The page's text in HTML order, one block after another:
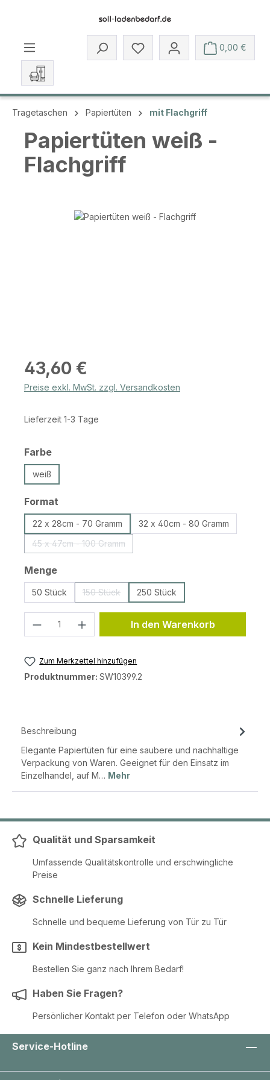
Du hast 0 Produkte auf dem
0,00 €
Tragetaschen Papiertüten mit Flachgriff
Papiertüten weiß -
Flachgriff
Bildergalerie überspringen
Regulärer Preis:
43,60 €
Preise exkl. MwSt. zzgl. Versandkosten
Lieferzeit 1-3 Tage
Farbeauswählen
weiß
Format
22 x 28cm - 70 Gramm
32 x 40cm - 80 Gramm
45 x 47cm - 100 Gramm
Mengeauswählen
50 Stück 150 Stück 250 Stück
Produkt Anzahl: Gib den
In den Warenkorb
Zum Merkzettel hinzufügen
Produktnummer: SW10399.2
Beschreibung
Elegante Papiertüten für eine saubere und nachhaltige
Verpackung von Waren. Geeignet für den Einsatz im
Einzelhandel, auf M… Mehr
Qualität und Sparsamkeit
Umfassende Qualitätskontrolle und erschwingliche
Preise
Schnelle Lieferung
Schnelle und bequeme Lieferung von Tür zu Tür
Kein Mindestbestellwert
Bestellen Sie ganz nach Ihrem Bedarf!
Haben Sie Fragen?
Persönlicher Kontakt per Telefon oder WhatsApp
Service-Hotline